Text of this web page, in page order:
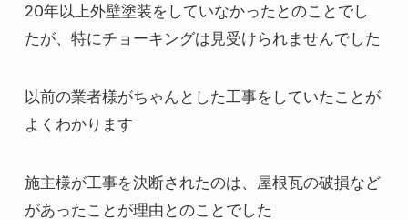
20年以上外壁塗装をしていなかったとのことでし
たが、特にチョーキングは見受けられませんでした
以前の業者様がちゃんとした工事をしていたことが
よくわかります
施主様が工事を決断されたのは、屋根瓦の破損など
があったことが理由とのことでした